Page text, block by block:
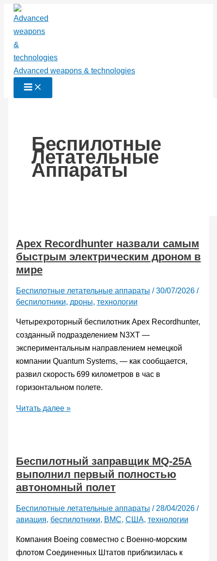
Перейти
содержимому
Advanced weapons & technologies
Беспилотные
Летательные
Аппараты
Apex Recordhunter назвали самым
быстрым электрическим дроном в
мире
Беспилотные летательные аппараты /30/07/2026 /
беспилотники, дроны, технологии
Четырехроторный беспилотник Apex Recordhunter,
созданный подразделением N3XT —
экспериментальным направлением немецкой
компании Quantum Systems, — как сообщается,
развил скорость 699 километров в час в
горизонтальном полете.
Apex
быстрым
электрическим
дроном
мире
Читать далее »
Беспилотный заправщик MQ-25A
выполнил первый полностью
автономный полет
Беспилотные летательные аппараты / 28/04/2026 /
авиация, беспилотники, ВМС, США, технологии
Компания Boeing совместно с Военно-морским
флотом Соединенных Штатов приблизилась к